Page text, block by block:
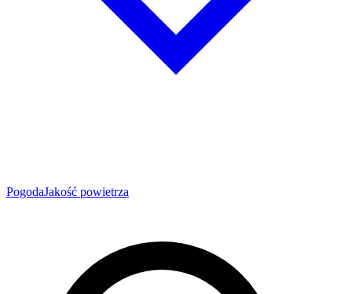
PogodaJakość powietrza